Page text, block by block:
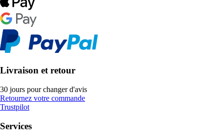
Livraison et retour
30 jours pour changer d'avis
Retournez votre commande
Trustpilot
Services